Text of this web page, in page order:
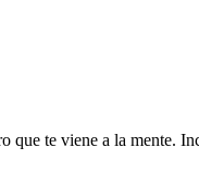
que te viene a la mente.